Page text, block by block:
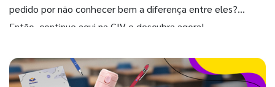
pedido por não conhecer bem a diferença entre eles?
Então, continue aqui na GIV e descubra agora!